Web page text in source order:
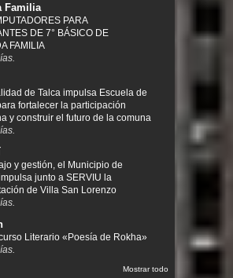
Familia
PARA
DE 7° BÁSICO DE
FAMILIA
de Talca impulsa Escuela de
fortalecer la participación
y construir el futuro de la comuna
y gestión, el Municipio de
junto a SERVIU la
de Villa San Lorenzo
Literario «Poesía de Rokha»
Mostrar todo